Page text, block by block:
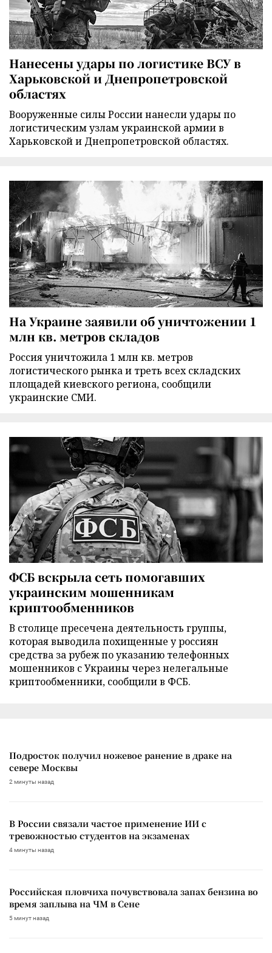
Нанесены удары по логистике ВСУ в
Харьковской и Днепропетровской
областях
Вооруженные силы России нанесли удары по
логистическим узлам украинской армии в
Харьковской и Днепропетровской областях.
На Украине заявили об уничтожении 1
млн кв. метров складов
Россия уничтожила 1 млн кв. метров
логистического рынка и треть всех складских
площадей киевского региона, сообщили
украинские СМИ.
ФСБ вскрыла сеть помогавших
украинским мошенникам
криптообменников
В столице пресечена деятельность группы,
которая выводила похищенные у россиян
средства за рубеж по указанию телефонных
мошенников с Украины через нелегальные
криптообменники, сообщили в ФСБ.
Подросток получил ножевое ранение в драке на
севере Москвы
2 минуты назад
В России связали частое применение ИИ с
тревожностью студентов на экзаменах
4 минуты назад
Российская пловчиха почувствовала запах бензина во
время заплыва на ЧМ в Сене
5 минут назад